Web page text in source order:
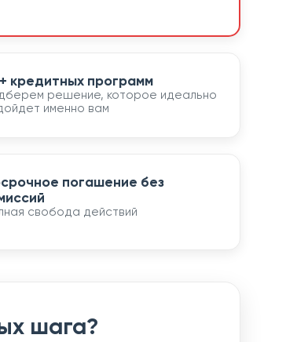
кредитных программ
решение, которое идеально
именно вам
погашение без
свобода действий
шага?